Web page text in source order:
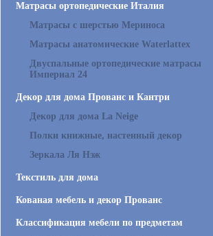
Матрасы ортопедические Италия
Матрасы с шерстью Мериноса
Матрасы анатомические Waterlattex
Двуспальные ортопедические матрасы
Империал 24
Декор для дома Прованс и Кантри
Декор для дома La Neige
Полки книжные, настенный декор
Зеркала Ля Нэж
Текстиль для дома
Кованая мебель и декор Прованс
Классификация мебели по предметам